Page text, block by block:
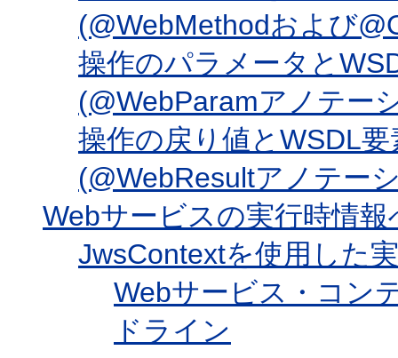
(@WebMethodおよび
操作のパラメータと
(@WebParamアノテー
操作の戻り値とWSDL
(@WebResultアノテー
Webサービスの実行時情
JwsContextを使用した
Webサービス・コン
ドライン